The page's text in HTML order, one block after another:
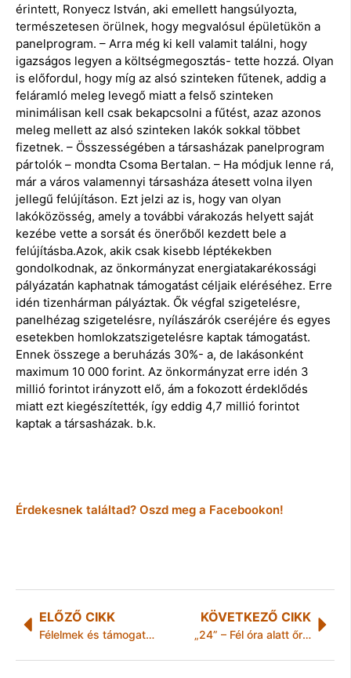
érintett, Ronyecz István, aki emellett hangsúlyozta,
természetesen örülnek, hogy megvalósul épületükön a
panelprogram. – Arra még ki kell valamit találni, hogy
igazságos legyen a költségmegosztás- tette hozzá. Olyan
is előfordul, hogy míg az alsó szinteken fűtenek, addig a
feláramló meleg levegő miatt a felső szinteken
minimálisan kell csak bekapcsolni a fűtést, azaz azonos
meleg mellett az alsó szinteken lakók sokkal többet
fizetnek. – Összességében a társasházak panelprogram
pártolók – mondta Csoma Bertalan. – Ha módjuk lenne rá,
már a város valamennyi társasháza átesett volna ilyen
jellegű felújításon. Ezt jelzi az is, hogy van olyan
lakóközösség, amely a további várakozás helyett saját
kezébe vette a sorsát és önerőből kezdett bele a
felújításba.Azok, akik csak kisebb léptékekben
gondolkodnak, az önkormányzat energiatakarékossági
pályázatán kaphatnak támogatást céljaik eléréséhez. Erre
idén tizenhárman pályáztak. Ők végfal szigetelésre,
panelhézag szigetelésre, nyílászárók cseréjére és egyes
esetekben homlokzatszigetelésre kaptak támogatást.
Ennek összege a beruházás 30%- a, de lakásonként
maximum 10 000 forint. Az önkormányzat erre idén 3
millió forintot irányzott elő, ám a fokozott érdeklődés
miatt ezt kiegészítették, így eddig 4,7 millió forintot
kaptak a társasházak. b.k.
Érdekesnek találtad? Oszd meg a Facebookon!
ELŐZŐ CIKK
Félelmek és támogatások Tiszaújvárosban
KÖVETKEZŐ CIKK
„24” – Fél óra alatt őrizetben voltak a miskolci rablók – Rendőrségi hírek Borsod-Abaúj-Zemplén megyéből